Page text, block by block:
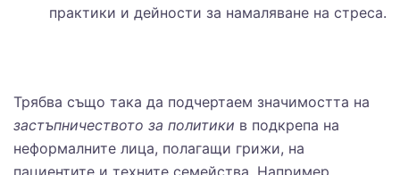
практики и дейности за намаляване на стреса.
Трябва също така да подчертаем значимостта на
застъпничеството за политики в подкрепа на
неформалните лица, полагащи грижи, на
пациентите и техните семейства. Например